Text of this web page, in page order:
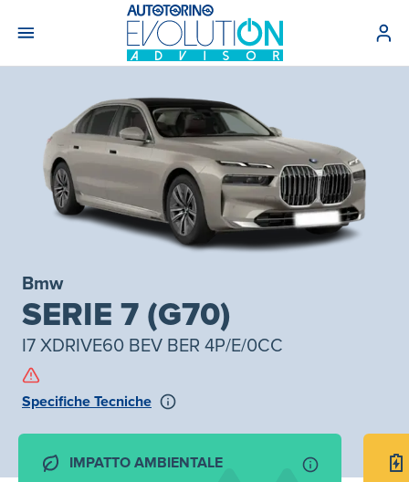
Bmw
SERIE 7 (G70)
I7 XDRIVE60 BEV BER 4P/E/0CC
Specifiche Tecniche
IMPATTO AMBIENTALE